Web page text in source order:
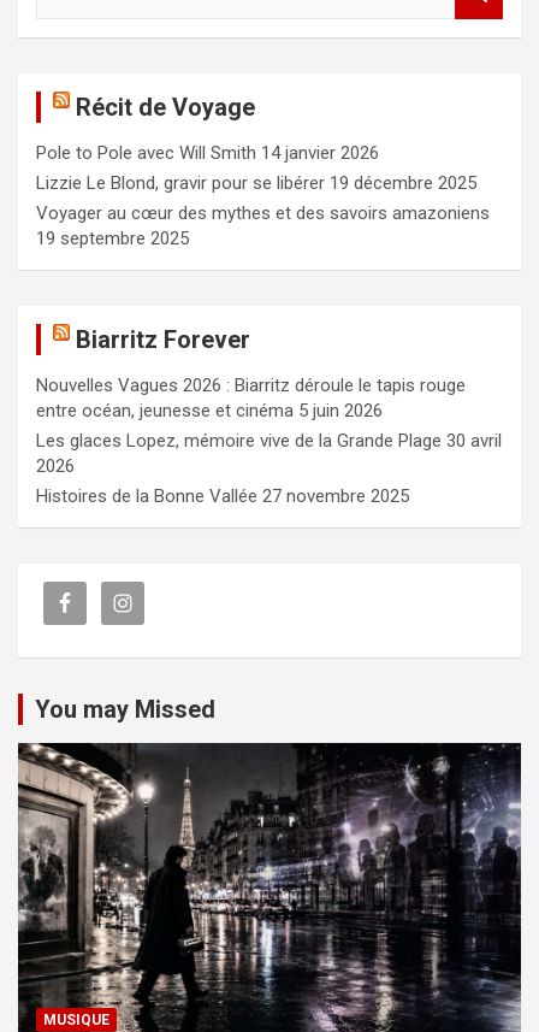
c
h
e
r
Récit de Voyage
Pole to Pole avec Will Smith 14 janvier 2026
Lizzie Le Blond, gravir pour se libérer 19 décembre 2025
Voyager au cœur des mythes et des savoirs amazoniens
19 septembre 2025
Biarritz Forever
Nouvelles Vagues 2026 : Biarritz déroule le tapis rouge
entre océan, jeunesse et cinéma 5 juin 2026
Les glaces Lopez, mémoire vive de la Grande Plage 30 avril
2026
Histoires de la Bonne Vallée 27 novembre 2025
You may Missed
MUSIQUE